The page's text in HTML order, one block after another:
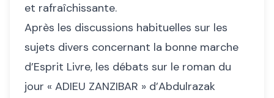
et rafraîchissante.
Après les discussions habituelles sur les
sujets divers concernant la bonne marche
d’Esprit Livre, les débats sur le roman du
jour « ADIEU ZANZIBAR » d’Abdulrazak